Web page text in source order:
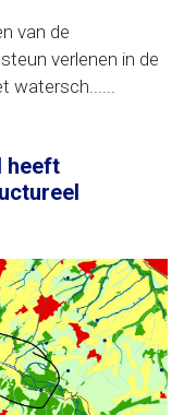
van de
verlenen in de
watersch......
heeft